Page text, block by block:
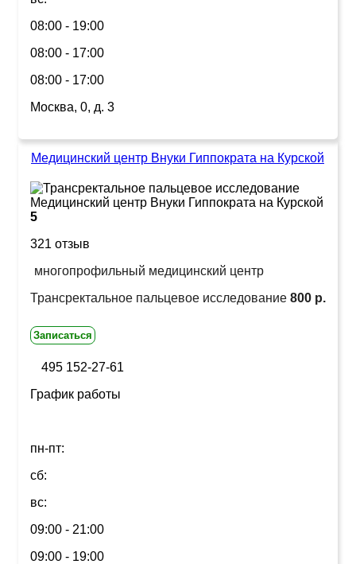
08:00 - 19:00
08:00 - 17:00
08:00 - 17:00
Москва, 0, д. 3
Медицинский центр Внуки Гиппократа на Курской
5
321 отзыв
многопрофильный медицинский центр
Трансректальное пальцевое исследование 800 р.
Записаться
495 152-27-61
График работы
пн-пт:
сб:
вс:
09:00 - 21:00
09:00 - 19:00